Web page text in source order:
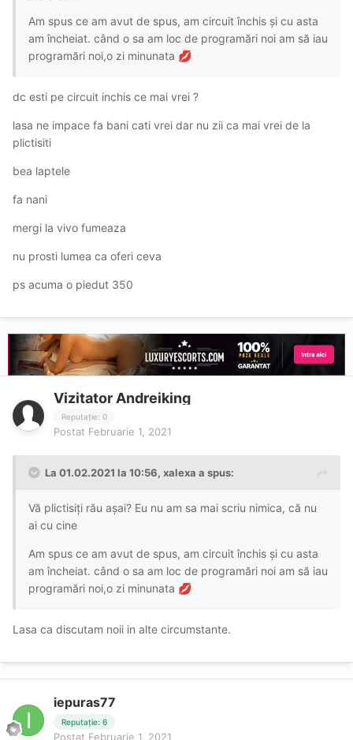
Am spus ce am avut de spus, am circuit închis și cu asta
am încheiat. când o sa am loc de programări noi am să iau
programări noi,o zi minunata 💋
dc esti pe circuit inchis ce mai vrei ?
lasa ne impace fa bani cati vrei dar nu zii ca mai vrei de la
plictisiti
bea laptele
fa nani
mergi la vivo fumeaza
nu prosti lumea ca oferi ceva
ps acuma o piedut 350
Vizitator Andreiking
Reputație: 0
Postat Februarie 1, 2021
La 01.02.2021 la 10:56, xalexa a spus:
Vă plictisiți rău așai? Eu nu am sa mai scriu nimica, că nu
ai cu cine
Am spus ce am avut de spus, am circuit închis și cu asta
am încheiat. când o sa am loc de programări noi am să iau
programări noi,o zi minunata 💋
Lasa ca discutam noii in alte circumstante.
iepuras77
Reputație: 6
Postat Februarie 1, 2021